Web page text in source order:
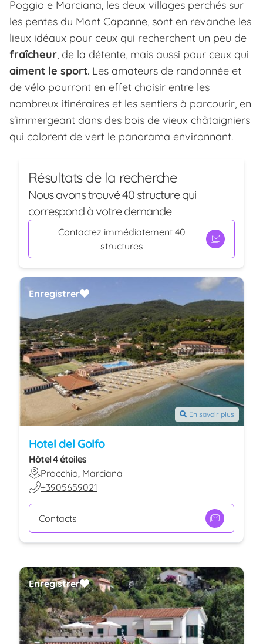
Poggio e Marciana, les deux villages perchés sur
les pentes du Mont Capanne, sont en revanche les
lieux idéaux pour ceux qui recherchent un peu de
fraîcheur, de la détente, mais aussi pour ceux qui
aiment le sport. Les amateurs de randonnée et
de vélo pourront en effet choisir entre les
nombreux itinéraires et les sentiers à parcourir, en
s'immergeant dans des bois de vieux châtaigniers
qui colorent de vert le panorama environnant.
Résultats de la recherche
Nous avons trouvé 40 structure qui
correspond à votre demande
Contactez immédiatement 40
structures
En savoir plus
Hotel del Golfo
Hôtel 4 étoiles
Procchio, Marciana
+3905659021
Contacts
Enregistrer
Enregistrer